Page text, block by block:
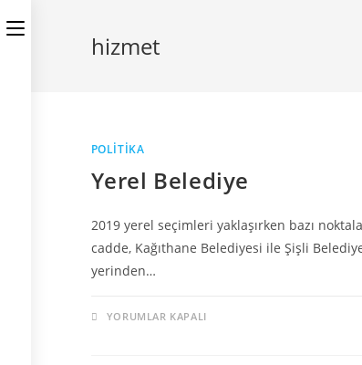
hizmet
POLITIKA
Yerel Belediye
2019 yerel seçimleri yaklaşırken bazı
cadde, Kağıthane Belediyesi ile Şişli
yerinden…
YORUMLAR KAPALI